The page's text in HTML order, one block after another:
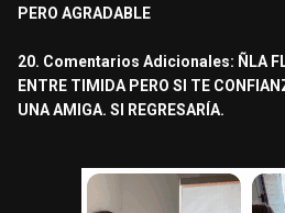
PERO AGRADABLE
20. Comentarios Adicionales: ÑLA
ENTRE TIMIDA PERO SI TE
UNA AMIGA. SI REGRESARÍA.